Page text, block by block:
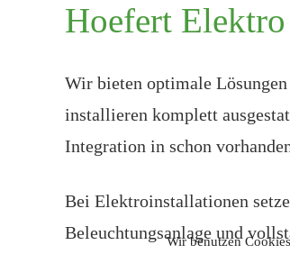
Hoefert
Wir bieten optimale
installieren komplett
Integration in schon
Bei Elektroinstallationen
Beleuchtungsanlage und
Wir benutzen Cookies